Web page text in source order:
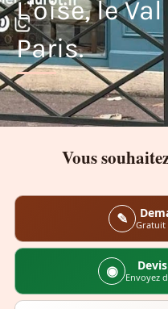
L'oise, le
Paris.
Vous
✎ Gratuit
◉ Envoyez